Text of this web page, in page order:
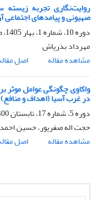
روایت‌نگاری تجربه
صهیونی و پیامدهای اجتماعی
دوره 10، شماره 1، بهار 1405، صفحه
مهرداد بذرپاش
مشاهده مقاله
اصل
واکاوی چگونگی عوامل
در غرب آسیا (اهداف و منافع)
دوره 5، شماره 17، تابستان 1400، صفحه
حجت اله صفرپور، حسین
مشاهده مقاله
اصل